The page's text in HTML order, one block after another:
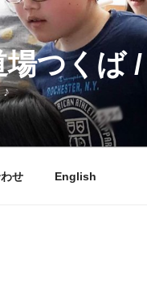
つくば
♪
せ English